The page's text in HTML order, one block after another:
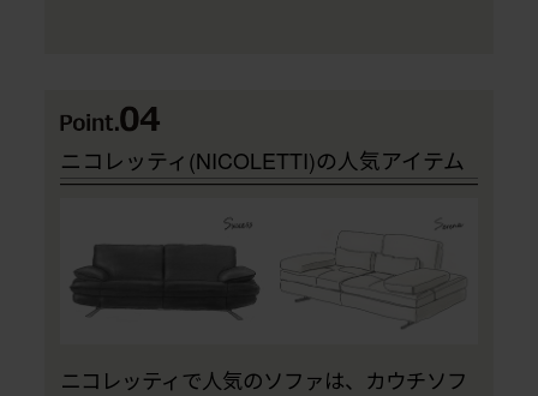
ニコレッティ(NICOLETTI)の人気アイテム
ニコレッティで人気のソファは、カウチソフ